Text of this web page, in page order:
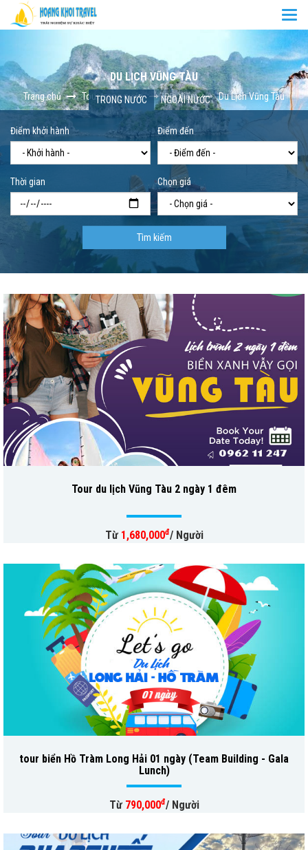
DU LỊCH VŨNG TÀU
Trang chủ Tour trong nước Địa điểm Du Lịch Vũng Tàu
TRONG NƯỚC NGOÀI NƯỚC
Điểm khởi hành Điểm đến
Thời gian Chọn giá
Tìm kiếm
Tour du lịch Vũng Tàu 2 ngày 1 đêm
Từ 1,680,000đ/ Người
tour biển Hồ Tràm Long Hải 01 ngày (Team Building - Gala
Lunch)
Từ 790,000đ/ Người